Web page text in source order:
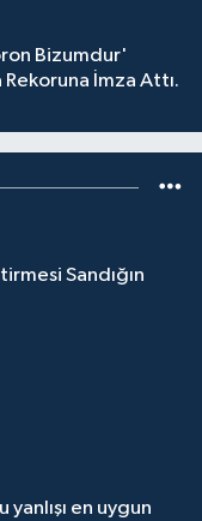
Bizumdur'
Rekoruna İmza Attı.
Sandığın
en uygun